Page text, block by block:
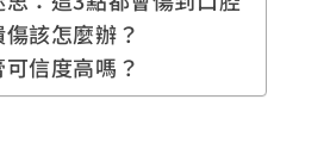
該怎麼辦？
信度高嗎？